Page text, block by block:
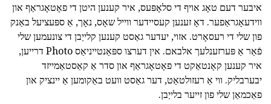
איבער דעם טאָג אויף די סלאָפּעס, איר קענען היטן די פאָטאָגראַף און
ווידעאָגראַפער. דאָ זענען קעסיידער ווייל שאָס, נאָך, אַ ספּעציעל באַנק
פון שלי די רעסאָרט. אזוי, יעדער גאַסט קענען קלייַבן די צונעמען שלי
פֿאַר אַ פּערזענלעך אלבאם. אין דערצו ספּאַנטייניאַס Photo דרייען,
איר קענען קאָנטאַקט די פאָטאָגראַף און סדר אַ קאַסטאַמייזד
יבערבליק. ווי אַ רעזולטאַט, דער גאַסט וועט באַקומען אַ יינציק און
פאַכמאַן שלי פון זייער בלייַבן.